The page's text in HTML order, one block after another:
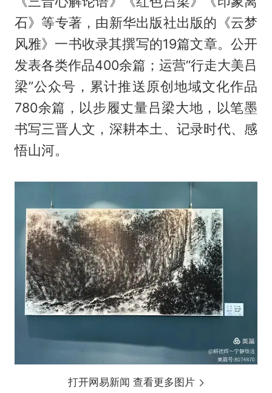
石》等专著，由新华出版社出版的《云梦
风雅》一书收录其撰写的19篇文章。公开
发表各类作品400余篇；运营“行走大美吕
梁”公众号，累计推送原创地域文化作品
780余篇，以步履丈量吕梁大地，以笔墨
书写三晋人文，深耕本土、记录时代、感
悟山河。
打开网易新闻 查看更多图片